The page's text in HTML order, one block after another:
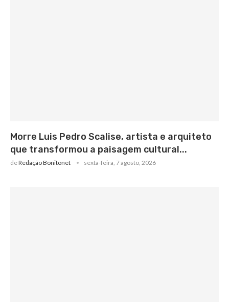
Morre Luis Pedro Scalise, artista e arquiteto
que transformou a paisagem cultural...
deRedação Bonitonet sexta-feira, 7 agosto, 2026